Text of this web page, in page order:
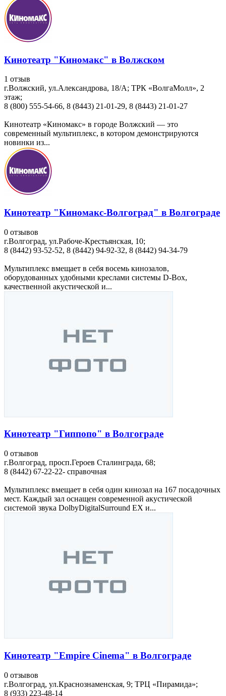
Кинотеатр "Киномакс" в Волжском
1 отзыв
г.Волжский, ул.Александрова, 18/А; ТРК «ВолгаМолл», 2
этаж;
8 (800) 555-54-66, 8 (8443) 21-01-29, 8 (8443) 21-01-27
Кинотеатр «Киномакс» в городе Волжский — это
современный мультиплекс, в котором демонстрируются
новинки из...
Кинотеатр "Киномакс-Волгоград" в Волгограде
0 отзывов
г.Волгоград, ул.Рабоче-Крестьянская, 10;
8 (8442) 93-52-52, 8 (8442) 94-92-32, 8 (8442) 94-34-79
Мультиплекс вмещает в себя восемь кинозалов,
оборудованных удобными креслами системы D-Box,
качественной акустической и...
Кинотеатр "Гиппопо" в Волгограде
0 отзывов
г.Волгоград, просп.Героев Сталинграда, 68;
8 (8442) 67-22-22- справочная
Мультиплекс вмещает в себя один кинозал на 167 посадочных
мест. Каждый зал оснащен современной акустической
системой звука DolbyDigitalSurround EX и...
Кинотеатр "Empire Cinema" в Волгограде
0 отзывов
г.Волгоград, ул.Краснознаменская, 9; ТРЦ «Пирамида»;
8 (933) 223-48-14